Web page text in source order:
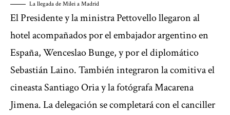
La llegada de Milei a Madrid
El Presidente y la ministra Pettovello llegaron al
hotel acompañados por el embajador argentino en
España, Wenceslao Bunge, y por el diplomático
Sebastián Laino. También integraron la comitiva el
cineasta Santiago Oria y la fotógrafa Macarena
Jimena. La delegación se completará con el canciller